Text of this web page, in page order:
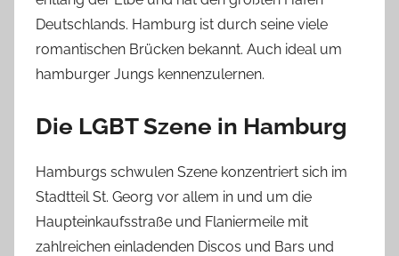
Deutschlands. Hamburg ist durch seine viele
romantischen Brücken bekannt. Auch ideal um
hamburger Jungs kennenzulernen.
Die LGBT Szene in Hamburg
Hamburgs schwulen Szene konzentriert sich im
Stadtteil St. Georg vor allem in und um die
Haupteinkaufsstraße und Flaniermeile mit
zahlreichen einladenden Discos und Bars und